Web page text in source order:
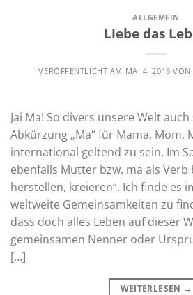
ALLGEMEIN
Liebe das
VERÖFFENTLICHT AM MAI 4, 2016 VON
Jai Ma! So divers unsere Welt
Abkürzung „Ma“ für Mama, Mom,
international geltend zu sein. Im
ebenfalls Mutter bzw. ma als Verb
herstellen, kreieren“. Ich finde es
weltweite Gemeinsamkeiten zu
dass doch alles Leben auf dieser
gemeinsamen Nenner oder
[…]
WEITERLESEN →